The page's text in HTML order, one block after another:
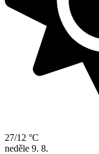
27/12 °C
neděle 9. 8.